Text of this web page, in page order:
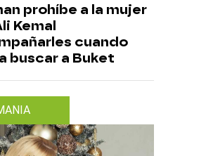
prohíbe a la mujer
Kemal
cuando
buscar a Buket